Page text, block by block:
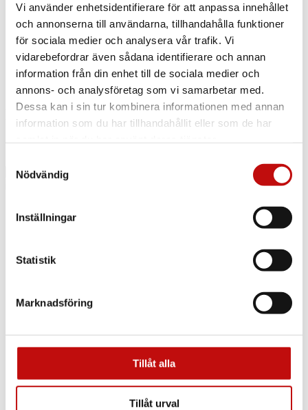
Vi använder enhetsidentifierare för att anpassa innehållet
och annonserna till användarna, tillhandahålla funktioner
för sociala medier och analysera vår trafik. Vi
vidarebefordrar även sådana identifierare och annan
information från din enhet till de sociala medier och
annons- och analysföretag som vi samarbetar med.
Dessa kan i sin tur kombinera informationen med annan
information som du har tillhandahållit eller som de har
Nödvändig
Inställningar
Statistik
Marknadsföring
Tillåt alla
Tillåt urval
Erbjudanden
Kostnadsfri synundersökning
Delbetalning
Hitta butik
Boka tid
Favoriter
Hitta din närmaste butik
Om oss
Jobba hos oss
Kontakt
Integritetpolicy
Genvägar
Boka synundersökning
Bågar